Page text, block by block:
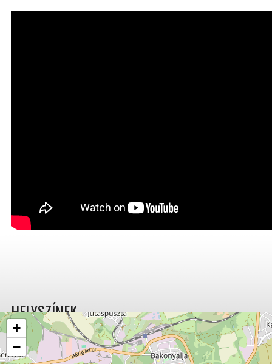
+
−
HELYSZÍNEK